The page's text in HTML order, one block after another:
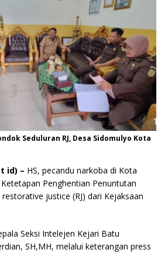
Seduluran RJ, Desa Sidomulyo Kota
id) – HS, pecandu narkoba di Kota
Penghentian Penuntutan
justice (RJ) dari Kejaksaan
Seksi Intelejen Kejari Batu
SH,MH, melalui keterangan press